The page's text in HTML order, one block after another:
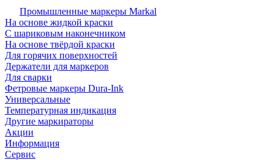
Промышленные маркеры Markal
На основе жидкой краски
С шариковым наконечником
На основе твёрдой краски
Для горячих поверхностей
Держатели для маркеров
Для сварки
Фетровые маркеры Dura-Ink
Универсальные
Температурная индикация
Другие маркираторы
Акции
Информация
Сервис